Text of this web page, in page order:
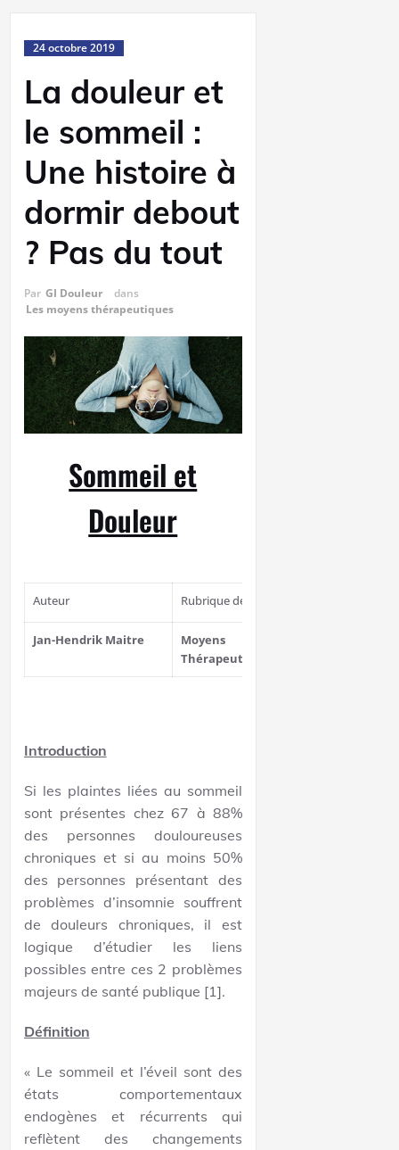
24 octobre 2019
La douleur et
le sommeil :
Une histoire à
dormir debout
? Pas du tout
Par GI Douleur
dans
Les moyens thérapeutiques
Sommeil et
Douleur
Auteur Rubrique de cours
Jan-Hendrik Maitre
Moyens
Thérapeutiques
Introduction
Si les plaintes liées au sommeil
sont présentes chez 67 à 88%
des personnes douloureuses
chroniques et si au moins 50%
des personnes présentant des
problèmes d’insomnie souffrent
de douleurs chroniques, il est
logique d’étudier les liens
possibles entre ces 2 problèmes
majeurs de santé publique [1].
Définition
« Le sommeil et l’éveil sont des
états comportementaux
endogènes et récurrents qui
reflètent des changements